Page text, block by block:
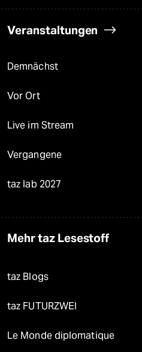
Veranstaltungen
Demnächst
Vor Ort
Live im Stream
Vergangene
taz lab 2027
Mehr taz Lesestoff
taz Blogs
taz FUTURZWEI
Le Monde diplomatique